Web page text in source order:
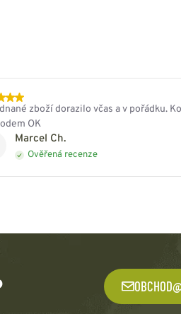
Marcel Ch.
Ověřená recenze
zboží dorazilo včas a v pořádku.
OK